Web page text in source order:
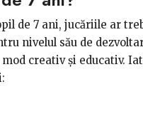
de 7 ani, jucăriile ar
nivelul său de
creativ și educativ.